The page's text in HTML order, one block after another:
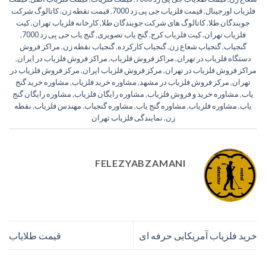
فلزیاب اورجینال,قیمت فلزیاب جی پی زد 7000 ,قیمت نقطه زن,کاتالوگ شرکت
جویندگان طلا,کاتالوگ های شرکت جویندگان طلا,کارخانه فلزیاب تهران,کیت
فلزیاب تهران,کیت فلزیاب کرج,گنج یاب تصویری,گنج یاب جی پی زد 7000
,
گنجیاب,گنجیاب شعاع زن,گنجیاب کارکرده,گنجیاب نقطه زن,مراکز فروش
دستگاه فلزیاب در تهران,مراکز فروش فلزیاب,مراکز فروش فلزیاب در ایران,
مراکز فروش فلزیاب در تهران,مرکز فروش فلزیاب ایران,مرکز فروش فلزیاب در
تهران,مرکز فروش فلزیاب در مشهد,مشاوره خرید فلزیاب,مشاوره خرید گنج
یاب,مشاوره خرید و فروش فلزیاب,مشاوره رایگان فلزیاب,مشاوره رایگان گنج
یاب,مشاوره فلزیاب,مشاوره گنج یاب,مشاوره گنجیاب,مهندس فلزیاب,نقطه
زن,نمایندگی فلزیاب تهران
FELEZYABZAMANI
خرید فلزیاب آمریکایی حرفه ای قیمت طلایاب